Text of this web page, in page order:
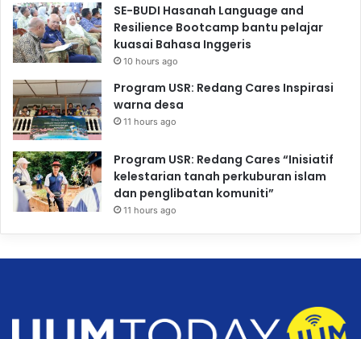
SE-BUDI Hasanah Language and
Resilience Bootcamp bantu pelajar
kuasai Bahasa Inggeris
10 hours ago
Program USR: Redang Cares Inspirasi
warna desa
11 hours ago
Program USR: Redang Cares “Inisiatif
kelestarian tanah perkuburan islam
dan penglibatan komuniti”
11 hours ago